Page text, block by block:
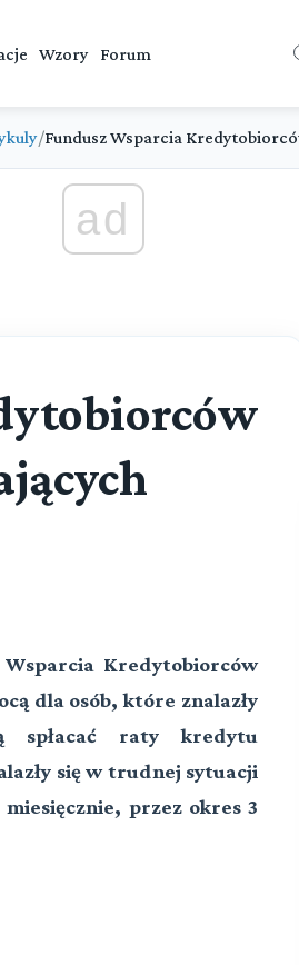
Wzory Forum
/Fundusz Wsparcia
ad
Kredytobiorców
dla osób, które znalazły
spłacać raty kredytu
się w trudnej sytuacji
przez okres 3